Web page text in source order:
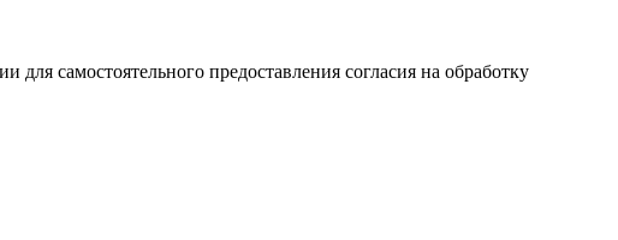
самостоятельного предоставления согласия на обработку